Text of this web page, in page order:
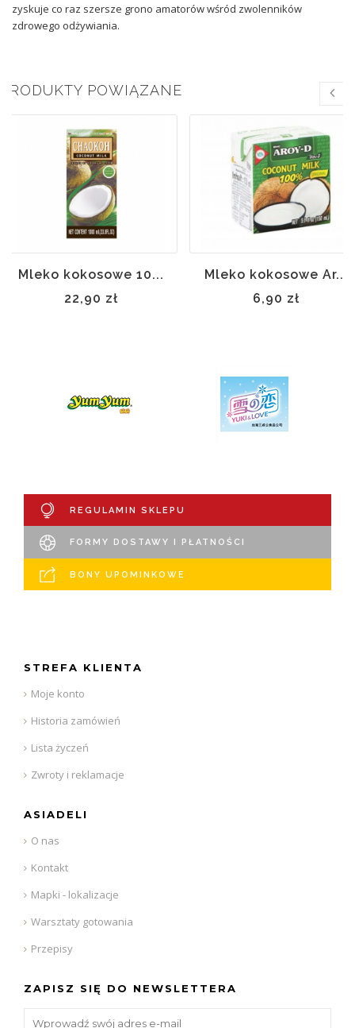
zyskuje co raz szersze grono amatorów wśród zwolenników
zdrowego odżywiania.
PRODUKTY POWIĄZANE
Mleko kokosowe 10...
22,90 zł
Mleko kokosowe Ar...
6,90 zł
REGULAMIN SKLEPU
FORMY DOSTAWY I PŁATNOŚCI
BONY UPOMINKOWE
STREFA KLIENTA
Moje konto
Historia zamówień
Lista życzeń
Zwroty i reklamacje
ASIADELI
O nas
Kontakt
Mapki - lokalizacje
Warsztaty gotowania
Przepisy
ZAPISZ SIĘ DO NEWSLETTERA